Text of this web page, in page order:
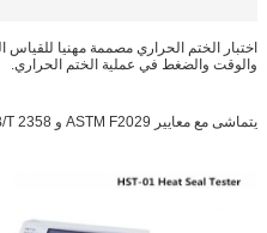
اختبار الختم الحراري مصممة مهنيا للقياس
والوقت والضغط في عملية الختم الحراري.
يتماشى مع معايير ASTM F2029 و QB/T 2358 و YBB 00122003.